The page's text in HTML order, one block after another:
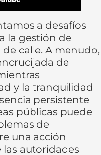
a desafíos
la gestión de
calle. A menudo,
de
y la tranquilidad
persistente
públicas puede
de
una acción
autoridades